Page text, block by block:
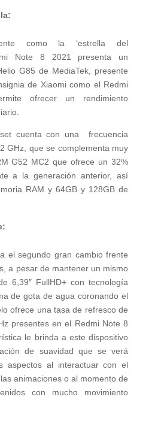
como la ‘estrella del
Note 8 2021 presenta un
G85 de MediaTek, presente
de Xiaomi como el Redmi
ofrecer un rendimiento
cuenta con una frecuencia
GHz, que se complementa muy
G52 MC2 que ofrece un 32%
a la generación anterior, así
RAM y 64GB y 128GB de
el segundo gran cambio frente
a pesar de mantener un mismo
6,39″ FullHD+ con tecnología
de gota de agua coronando el
ofrece una tasa de refresco de
presentes en el Redmi Note 8
le brinda a este dispositivo
de suavidad que se verá
aspectos al interactuar con el
animaciones o al momento de
con mucho movimiento